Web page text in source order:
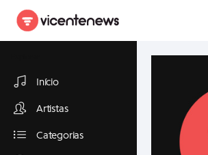
Início
Artistas
Categorias